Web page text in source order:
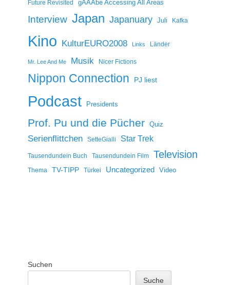
Future Revisited
gAAAbe Accessing All Areas
Interview Japan Japanuary Juli Kafka
Kino KulturEURO2008 Links Länder
Mr. Lee And Me Musik Nicer Fictions
Nippon Connection PJ liest
Podcast Presidents
Prof. Pu und die Pücher Quiz
Serienflittchen SetteGialli Star Trek
Tausendundein Buch Tausendundein Film Television
Thema TV-TIPP Türkei Uncategorized Video
Suchen
Suche